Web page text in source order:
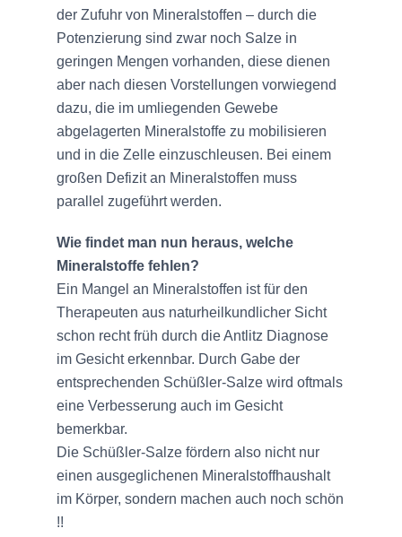
der Zufuhr von Mineralstoffen – durch die
Potenzierung sind zwar noch Salze in
geringen Mengen vorhanden, diese dienen
aber nach diesen Vorstellungen vorwiegend
dazu, die im umliegenden Gewebe
abgelagerten Mineralstoffe zu mobilisieren
und in die Zelle einzuschleusen. Bei einem
großen Defizit an Mineralstoffen muss
parallel zugeführt werden.
Wie findet man nun heraus, welche
Mineralstoffe fehlen?
Ein Mangel an Mineralstoffen ist für den
Therapeuten aus naturheilkundlicher Sicht
schon recht früh durch die Antlitz Diagnose
im Gesicht erkennbar. Durch Gabe der
entsprechenden Schüßler-Salze wird oftmals
eine Verbesserung auch im Gesicht
bemerkbar.
Die Schüßler-Salze fördern also nicht nur
einen ausgeglichenen Mineralstoffhaushalt
im Körper, sondern machen auch noch schön
!!